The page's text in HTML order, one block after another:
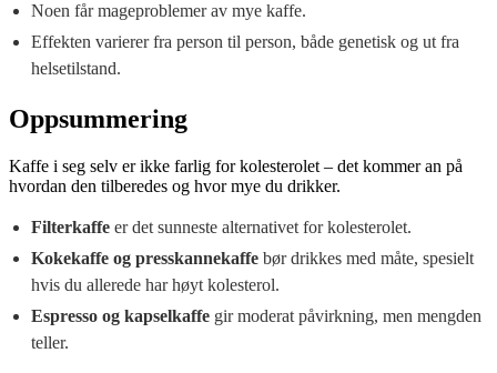
Noen får mageproblemer av mye kaffe.
Effekten varierer fra person til person, både genetisk og ut fra
helsetilstand.
Oppsummering
Kaffe i seg selv er ikke farlig for kolesterolet – det kommer an på
hvordan den tilberedes og hvor mye du drikker.
Filterkaffe er det sunneste alternativet for kolesterolet.
Kokekaffe og presskannekaffe bør drikkes med måte, spesielt
hvis du allerede har høyt kolesterol.
Espresso og kapselkaffe gir moderat påvirkning, men mengden
teller.